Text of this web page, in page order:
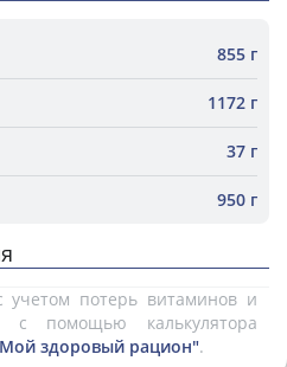
855 г
1172 г
37 г
950 г
учетом потерь витаминов и
помощью калькулятора
здоровый рацион".